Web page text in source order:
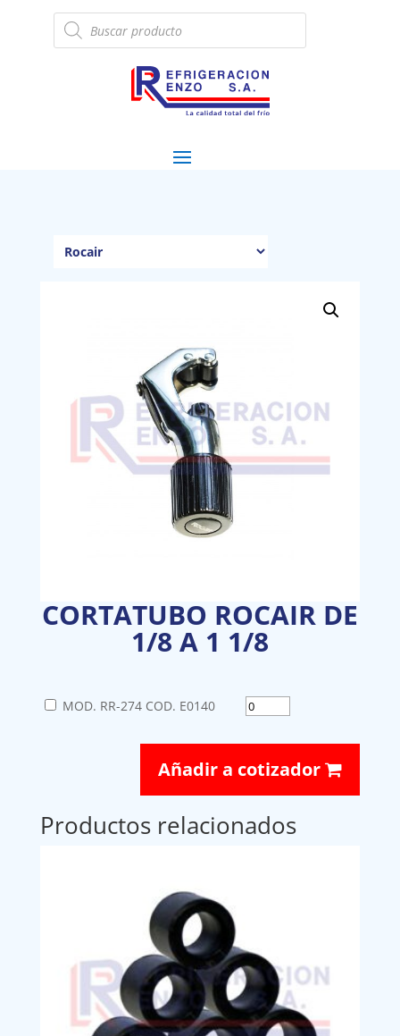
Búsqueda
de
productos
CORTATUBO ROCAIR DE
1/8 A 1 1/8
MOD. RR-274 COD. E0140
Añadir a cotizador
Productos relacionados